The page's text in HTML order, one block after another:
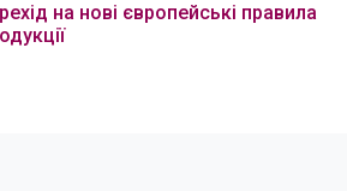
на нові європейські правила